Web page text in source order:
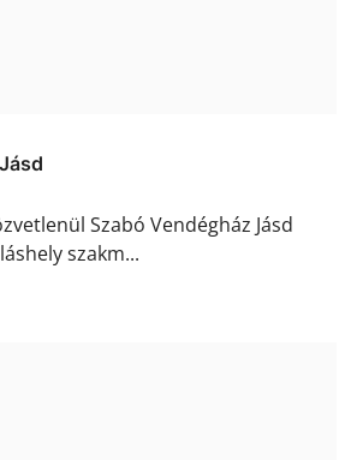
Szabó Vendégház Jásd
szakm...